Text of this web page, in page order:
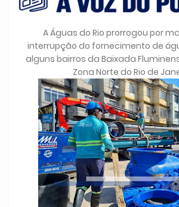
A Águas do Rio prorrogou por
interrupção do fornecimento de
alguns bairros da Baixada
Zona Norte do Rio de